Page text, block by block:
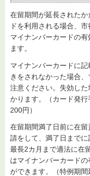
在留期間が延長された
ドを利用される場合、
マイナンバーカードの
ます。
マイナンバーカードに
きをされなかった場合
注意ください。失効し
かります。（カード発
200円）
在留期間満了日前に在
請をして、満了日まで
最長2カ月まで適法に在
はマイナンバーカード
ができます。（特例期間